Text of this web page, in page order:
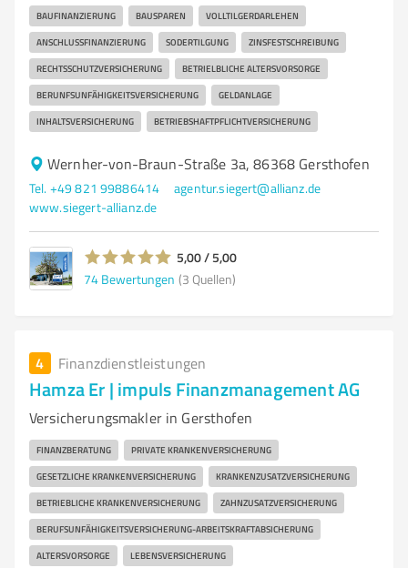
BAUFINANZIERUNG BAUSPAREN VOLLTILGERDARLEHEN
ANSCHLUSSFINANZIERUNG SODERTILGUNG ZINSFESTSCHREIBUNG
RECHTSSCHUTZVERSICHERUNG BETRIELBLICHE ALTERSVORSORGE
BERUNFSUNFÄHIGKEITSVERSICHERUNG GELDANLAGE
INHALTSVERSICHERUNG BETRIEBSHAFTPFLICHTVERSICHERUNG
Wernher-von-Braun-Straße 3a, 86368 Gersthofen
Tel. +49 821 99886414
agentur.siegert@allianz.de
www.siegert-allianz.de
5,00 / 5,00
74 Bewertungen (3 Quellen)
4 Finanzdienstleistungen
Hamza Er | impuls Finanzmanagement AG
Versicherungsmakler in Gersthofen
FINANZBERATUNG PRIVATE KRANKENVERSICHERUNG
GESETZLICHE KRANKENVERSICHERUNG KRANKENZUSATZVERSICHERUNG
BETRIEBLICHE KRANKENVERSICHERUNG ZAHNZUSATZVERSICHERUNG
BERUFSUNFÄHIGKEITSVERSICHERUNG-ARBEITSKRAFTABSICHERUNG
ALTERSVORSORGE LEBENSVERSICHERUNG